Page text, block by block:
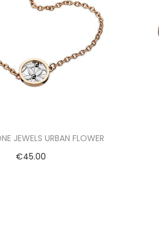
JEWELS URBAN FLOWER
€45.00